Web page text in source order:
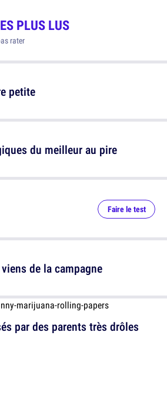
PLUS LUS
rater
petite
du meilleur au pire
par des parents très drôles
Faire le test
de la campagne